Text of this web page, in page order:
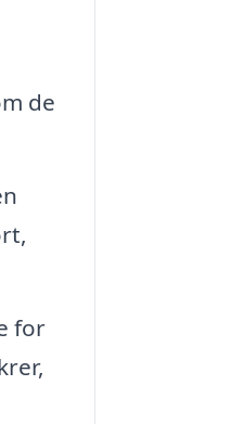
de
for